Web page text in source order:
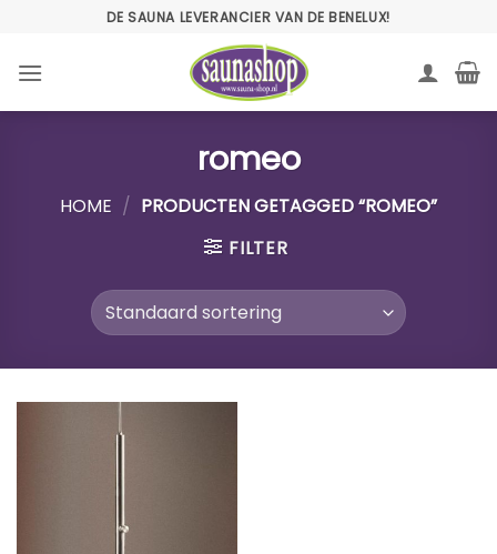
inhoud
DE SAUNA LEVERANCIER VAN DE BENELUX!
romeo
HOME / PRODUCTEN GETAGGED “ROMEO”
FILTER